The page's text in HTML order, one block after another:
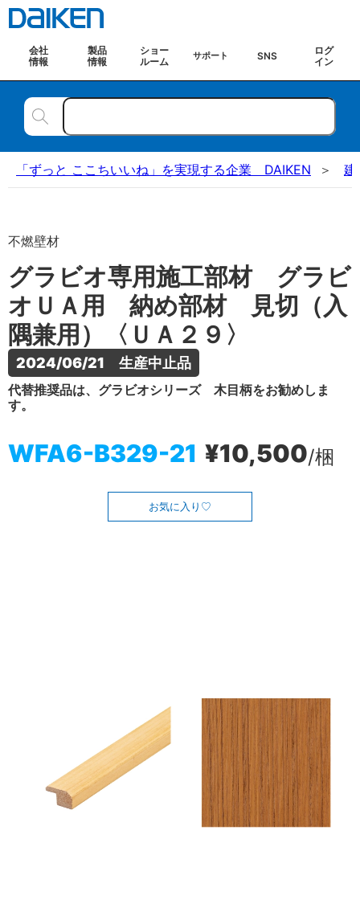
会社
情報
製品
情報
ショー
ルーム
サポート SNS
ログ
イン
「ずっと ここちいいね」を実現する企業 DAIKEN 建
不燃壁材
グラビオ専用施工部材 グラビ
オＵＡ用 納め部材 見切（入
隅兼用）〈ＵＡ２９〉
2024/06/21　生産中止品
代替推奨品は、グラビオシリーズ 木目柄をお勧めしま
す。
WFA6-B329-21 ¥10,500/梱
お気に入り